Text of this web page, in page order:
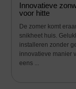
Innovatieve
voor hitte
De zomer komt
snikheet huis.
installeren zonder
innovatieve manier
eens ...